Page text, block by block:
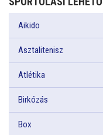
Aikido
Asztalitenisz
Atlétika
Birkózás
Box